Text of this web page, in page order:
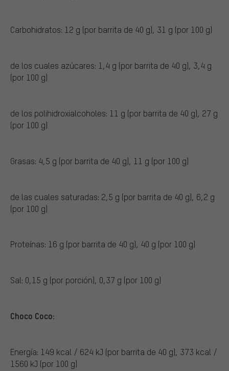
Carbohidratos: 12 g (por barrita de 40 g), 31 g (por 100 g)
de los cuales azúcares: 1,4 g (por barrita de 40 g), 3,4 g
(por 100 g)
de los polihidroxialcoholes: 11 g (por barrita de 40 g), 27 g
(por 100 g)
Grasas: 4,5 g (por barrita de 40 g), 11 g (por 100 g)
de las cuales saturadas: 2,5 g (por barrita de 40 g), 6,2 g
(por 100 g)
Proteínas: 16 g (por barrita de 40 g), 40 g (por 100 g)
Sal: 0,15 g (por porción), 0,37 g (por 100 g)
Choco Coco:
Energía: 149 kcal / 624 kJ (por barrita de 40 g), 373 kcal /
1560 kJ (por 100 g)